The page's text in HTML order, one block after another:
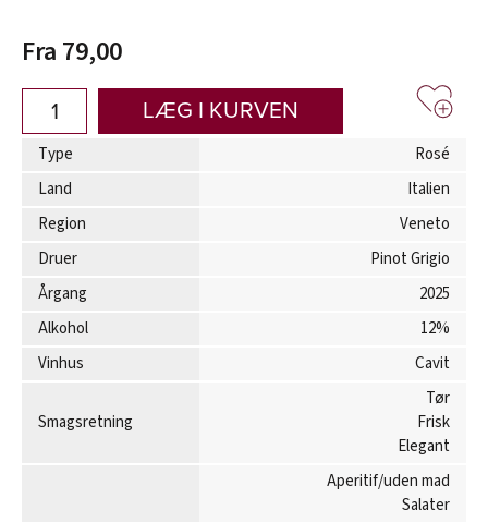
Fra 79,00
LÆG I KURVEN
Type
Rosé
Land
Italien
Region
Veneto
Druer
Pinot Grigio
Årgang
2025
Alkohol
12%
Vinhus
Cavit
Smagsretning
Tør
Frisk
Elegant
Aperitif/uden mad
Salater